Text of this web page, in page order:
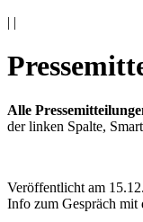
| |
Alle
der linken Spalte,
Veröffentlicht am
Info zum Gespräch mit